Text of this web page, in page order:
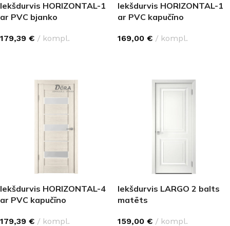
Iekšdurvis HORIZONTAL-1
ar PVC bjanko
179,39 € kompl.
Iekšdurvis HORIZONTAL-1
ar PVC kapučīno
169,00 € kompl.
Iekšdurvis HORIZONTAL-4
ar PVC kapučīno
179,39 € kompl.
Iekšdurvis LARGO 2 balts
matēts
159,00 € kompl.